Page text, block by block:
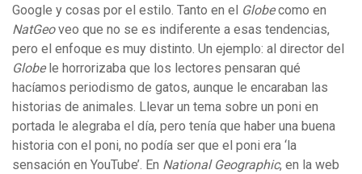
Google y cosas por el estilo. Tanto en el Globecomo en
NatGeoveo que no se es indiferente a esas tendencias,
pero el enfoque es muy distinto. Un ejemplo: al director del
Globele horrorizaba que los lectores pensaran qué
hacíamos periodismo de gatos, aunque le encaraban las
historias de animales. Llevar un tema sobre un poni en
portada le alegraba el día, pero tenía que haber una buena
historia con el poni, no podía ser que el poni era ‘la
sensación en YouTube’. En National Geographic, en la web